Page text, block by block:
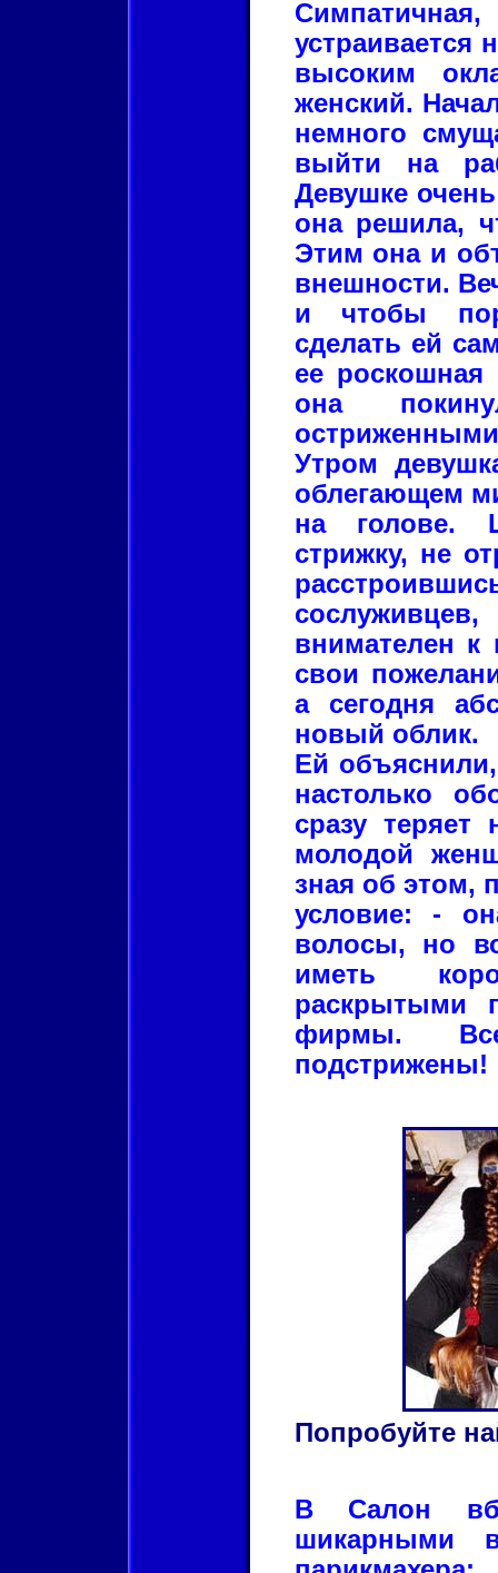
устраивается
высоким
женский.
немного
выйти на
Девушке
она решила,
Этим она и
внешности.
и чтобы
сделать ей
ее роскошная
она
Утром
облегающем
на голове.
стрижку, не
внимателен к
свои
а сегодня
новый облик.
Ей
настолько
сразу
молодой
зная об этом,
условие: -
волосы, но
иметь
раскрытыми
фирмы.
подстрижены!
Попробуйте
В Салон
шикарными